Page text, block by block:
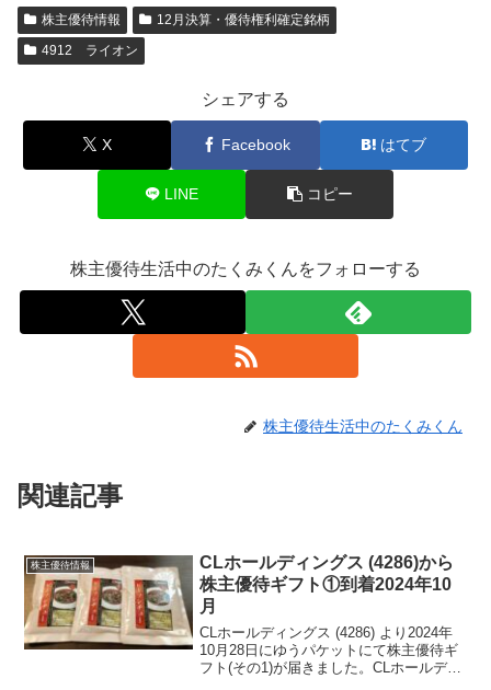
株主優待情報
12月決算・優待権利確定銘柄
4912 ライオン
シェアする
X Facebook はてブ
LINE コピー
株主優待生活中のたくみくんをフォローする
株主優待生活中のたくみくん
関連記事
株主優待情報
CLホールディングス (4286)から
株主優待ギフト①到着2024年10
月
CLホールディングス (4286) より2024年
10月28日にゆうパケットにて株主優待ギ
フト(その1)が届きました。CLホールディ